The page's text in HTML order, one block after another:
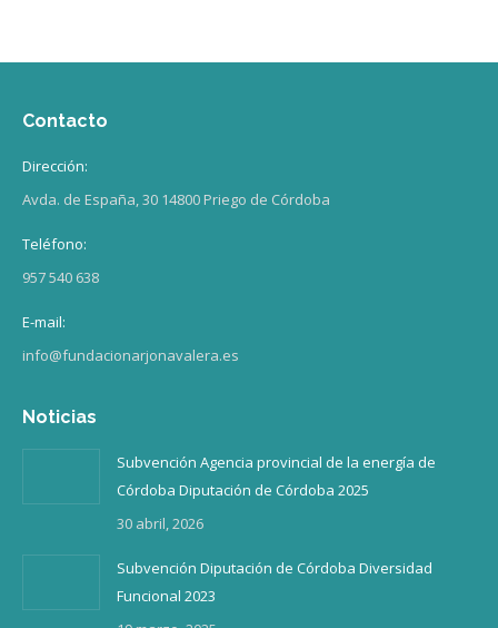
Contacto
Dirección:
Avda. de España, 30 14800 Priego de Córdoba
Teléfono:
957 540 638
E-mail:
info@fundacionarjonavalera.es
Noticias
Subvención Agencia provincial de la energía de
Córdoba Diputación de Córdoba 2025
30 abril, 2026
Subvención Diputación de Córdoba Diversidad
Funcional 2023